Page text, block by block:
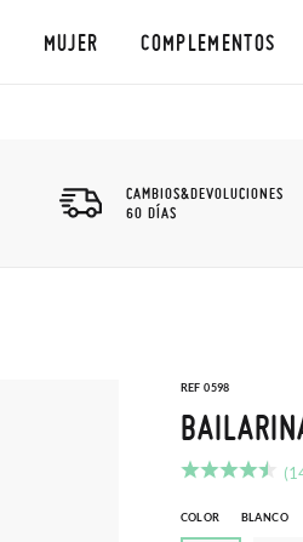
MUJER COMPLEMENTOS
CAMBIOS&DEVOLUCIONES
60 DÍAS
REF 0598
COLOR BLANCO